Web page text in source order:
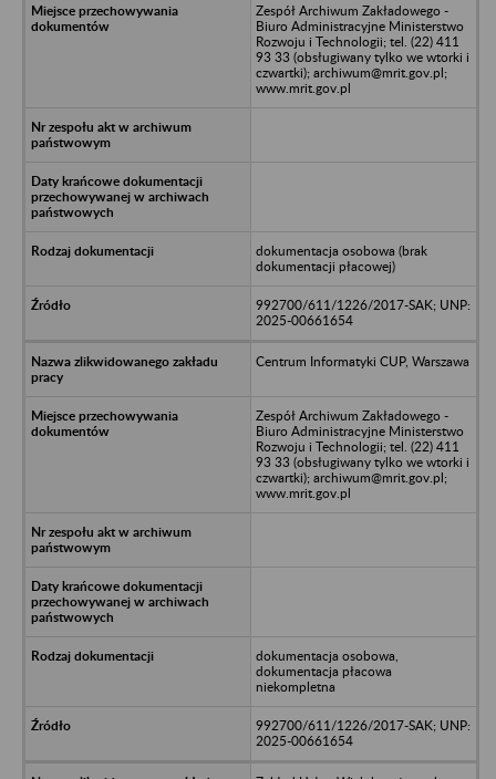
Zespół Archiwum Zakładowego -
Biuro Administracyjne Ministerstwo
Rozwoju i Technologii; tel. (22) 411
93 33 (obsługiwany tylko we wtorki i
czwartki); archiwum@mrit.gov.pl;
www.mrit.gov.pl
dokumentacja osobowa (brak
dokumentacji płacowej)
992700/611/1226/2017-SAK; UNP:
2025-00661654
Centrum Informatyki CUP, Warszawa
Zespół Archiwum Zakładowego -
Biuro Administracyjne Ministerstwo
Rozwoju i Technologii; tel. (22) 411
93 33 (obsługiwany tylko we wtorki i
czwartki); archiwum@mrit.gov.pl;
www.mrit.gov.pl
dokumentacja osobowa,
dokumentacja płacowa
niekompletna
992700/611/1226/2017-SAK; UNP:
2025-00661654